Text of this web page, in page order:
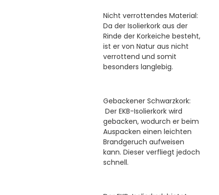
Nicht verrottendes Material:
Da der Isolierkork aus der
Rinde der Korkeiche besteht,
ist er von Natur aus nicht
verrottend und somit
besonders langlebig.
Gebackener Schwarzkork:
Der EKB-Isolierkork wird
gebacken, wodurch er beim
Auspacken einen leichten
Brandgeruch aufweisen
kann. Dieser verfliegt jedoch
schnell.